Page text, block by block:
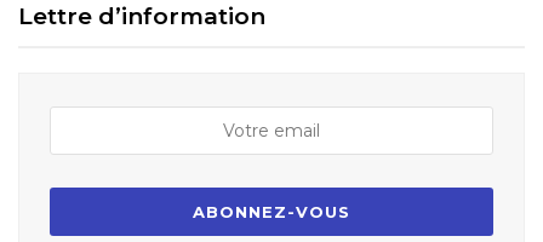
Lettre d’information